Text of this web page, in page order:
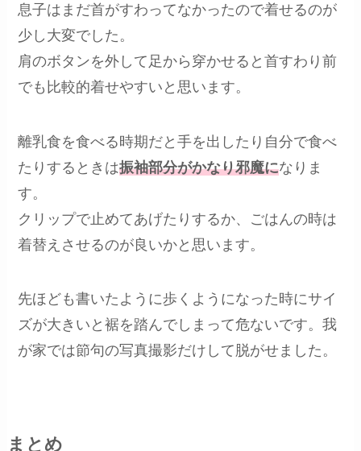
息子はまだ首がすわってなかったので着せるのが
少し大変でした。
肩のボタンを外して足から穿かせると首すわり前
でも比較的着せやすいと思います。
離乳食を食べる時期だと手を出したり自分で食べ
たりするときは振袖部分がかなり邪魔になりま
す。
クリップで止めてあげたりするか、ごはんの時は
着替えさせるのが良いかと思います。
先ほども書いたように歩くようになった時にサイ
ズが大きいと裾を踏んでしまって危ないです。我
が家では節句の写真撮影だけして脱がせました。
まとめ